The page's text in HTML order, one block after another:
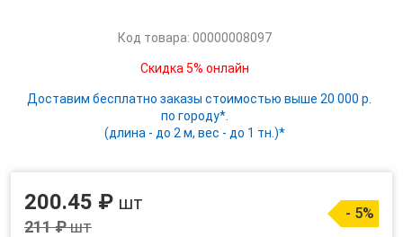
Код товара: 00000008097
Скидка 5% онлайн
Доставим бесплатно заказы стоимостью выше 20 000 р.
по городу*.
(длина - до 2 м, вес - до 1 тн.)*
200.45 ₽ шт
211 ₽шт
- 5%